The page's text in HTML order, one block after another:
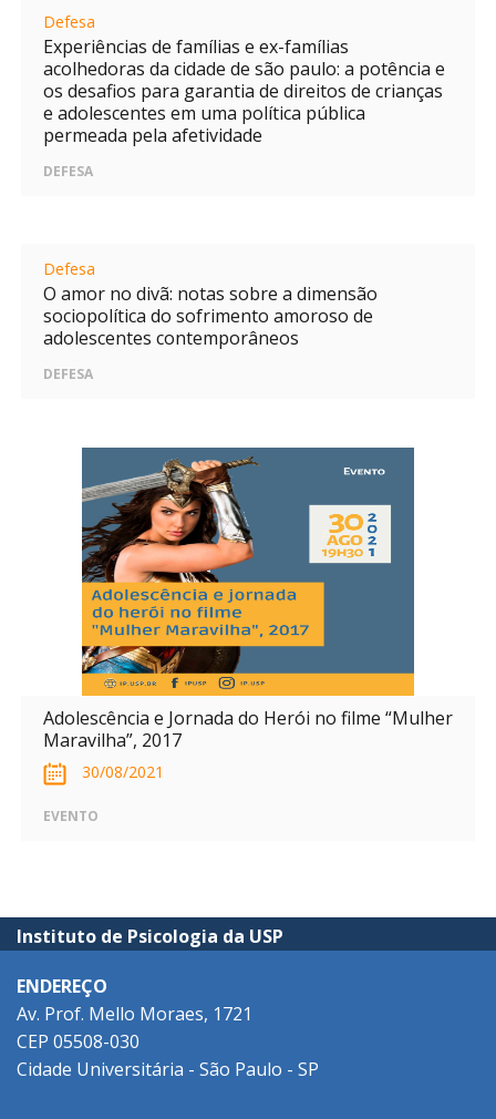
Defesa
Experiências de famílias e ex-famílias
acolhedoras da cidade de são paulo: a potência e
os desafios para garantia de direitos de crianças
e adolescentes em uma política pública
permeada pela afetividade
DEFESA
Defesa
O amor no divã: notas sobre a dimensão
sociopolítica do sofrimento amoroso de
adolescentes contemporâneos
DEFESA
Adolescência e Jornada do Herói no filme “Mulher
Maravilha”, 2017
30/08/2021
EVENTO
Instituto de Psicologia da USP
ENDEREÇO
Av. Prof. Mello Moraes, 1721
CEP 05508-030
Cidade Universitária - São Paulo - SP